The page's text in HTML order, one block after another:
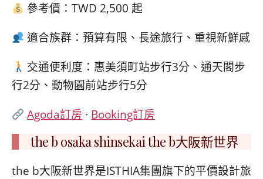
參考價：TWD 2,500 起
適合族群：預算有限、長途旅行、重視新鮮感
交通便利度：惠美須町站步行3分、通天閣步
行2分、動物園前站步行5分
Agoda訂房 · Booking訂房
the b osaka shinsekai the b大阪新世界
the b大阪新世界是ISTHIA集團旗下的平價設計旅